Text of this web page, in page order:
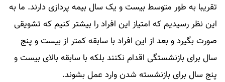
تقریبا به طور متوسط بیست و یک سال بیمه پردازی دارند. ما به
این نظر رسیدیم که امتیاز این افراد را بیشتر کنیم که تشویقی
صورت بگیرد و بعد از این افراد با سابقه کمتر از بیست و پنج
سال برای بازنشستگی اقدام نکنند بلکه با سابقه بالای بیست و
پنج سال برای بازنشسته شدن وارد عمل بشوند.